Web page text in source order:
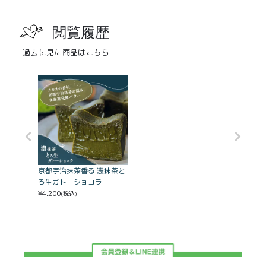
閲覧履歴
過去に見た商品はこちら
京都宇治抹茶香る 濃抹茶と
ろ生ガトーショコラ
¥4,200(税込)